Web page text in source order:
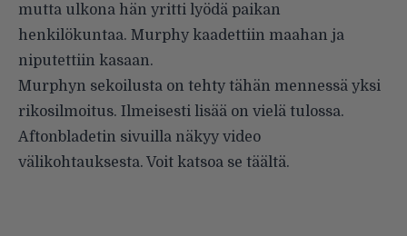
mutta ulkona hän yritti lyödä paikan
henkilökuntaa. Murphy kaadettiin maahan ja
niputettiin kasaan.
Murphyn sekoilusta on tehty tähän mennessä yksi
rikosilmoitus. Ilmeisesti lisää on vielä tulossa.
Aftonbladetin sivuilla näkyy video
välikohtauksesta. Voit katsoa se täältä.